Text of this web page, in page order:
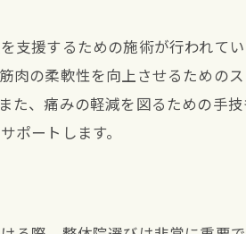
整体による股関節健康促
支援するための施術が行われて
肉の柔軟性を向上させるための
た、痛みの軽減を図るための手
ポートします。